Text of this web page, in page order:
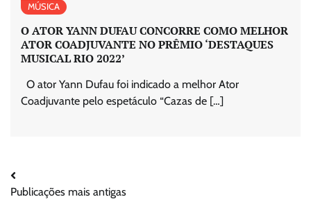
MÚSICA
O ATOR YANN DUFAU CONCORRE COMO MELHOR
ATOR COADJUVANTE NO PRÊMIO ‘DESTAQUES
MUSICAL RIO 2022’
O ator Yann Dufau foi indicado a melhor Ator
Coadjuvante pelo espetáculo “Cazas de […]
Navegação
Publicações mais antigas